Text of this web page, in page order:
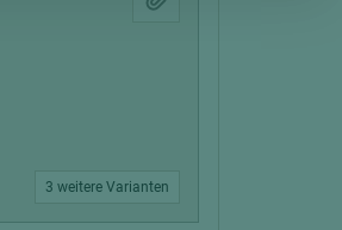
3 weitere Varianten